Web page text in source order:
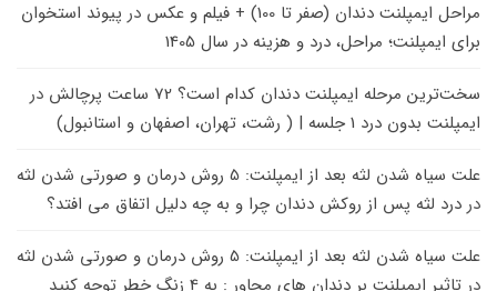
مراحل ایمپلنت دندان (صفر تا 100) + فیلم و عکس در پیوند استخوان
برای ایمپلنت؛ مراحل، درد و هزینه در سال 1405
سخت‌ترین مرحله ایمپلنت دندان کدام است؟ 72 ساعت پرچالش
در
ایمپلنت بدون درد 1 جلسه | ( رشت، تهران، اصفهان و استانبول)
علت سیاه شدن لثه بعد از ایمپلنت: 5 روش درمان و صورتی شدن لثه
در درد لثه پس از روکش دندان چرا و به چه دلیل اتفاق می افتد؟
علت سیاه شدن لثه بعد از ایمپلنت: 5 روش درمان و صورتی شدن لثه
در تاثیر ایمپلنت بر دندان های مجاور : به 4 زنگ خطر توجه کنید